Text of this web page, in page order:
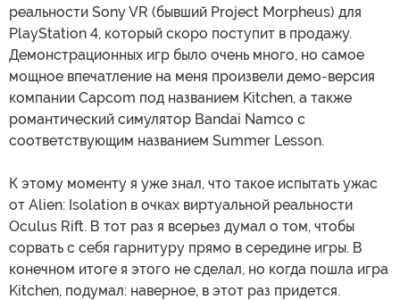
реальности Sony VR (бывший Project Morpheus) для
PlayStation 4, который скоро поступит в продажу.
Демонстрационных игр было очень много, но самое
мощное впечатление на меня произвели демо-версия
компании Capcom под названием Kitchen, а также
романтический симулятор Bandai Namco с
соответствующим названием Summer Lesson.
К этому моменту я уже знал, что такое испытать ужас
от Alien: Isolation в очках виртуальной реальности
Oculus Rift. В тот раз я всерьез думал о том, чтобы
сорвать с себя гарнитуру прямо в середине игры. В
конечном итоге я этого не сделал, но когда пошла игра
Kitchen, подумал: наверное, в этот раз придется.